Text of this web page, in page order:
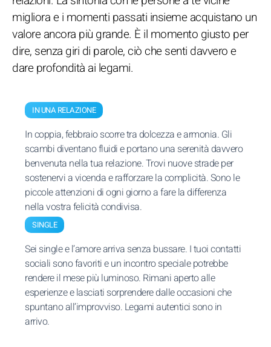
migliora e i momenti passati insieme acquistano un
valore ancora più grande. È il momento giusto per
dire, senza giri di parole, ciò che senti davvero e
dare profondità ai legami.
IN UNA RELAZIONE
In coppia, febbraio scorre tra dolcezza e armonia. Gli
scambi diventano fluidi e portano una serenità davvero
benvenuta nella tua relazione. Trovi nuove strade per
sostenervi a vicenda e rafforzare la complicità. Sono le
piccole attenzioni di ogni giorno a fare la differenza
nella vostra felicità condivisa.
SINGLE
Sei single e l’amore arriva senza bussare. I tuoi contatti
sociali sono favoriti e un incontro speciale potrebbe
rendere il mese più luminoso. Rimani aperto alle
esperienze e lasciati sorprendere dalle occasioni che
spuntano all’improvviso. Legami autentici sono in
arrivo.